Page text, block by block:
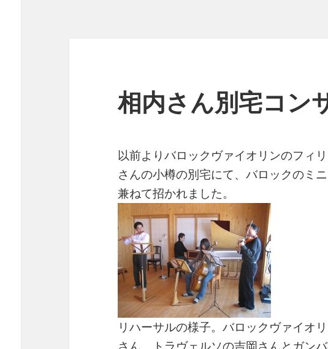
相内さん別宅コン
以前よりバロックヴァイオリンのフィ
さんの小樽の別宅にて、バロックのミ
兼ねて招かれました。
リハーサルの様子。バロックヴァイオ
さん。トラヴェルソの吉岡さんとガン